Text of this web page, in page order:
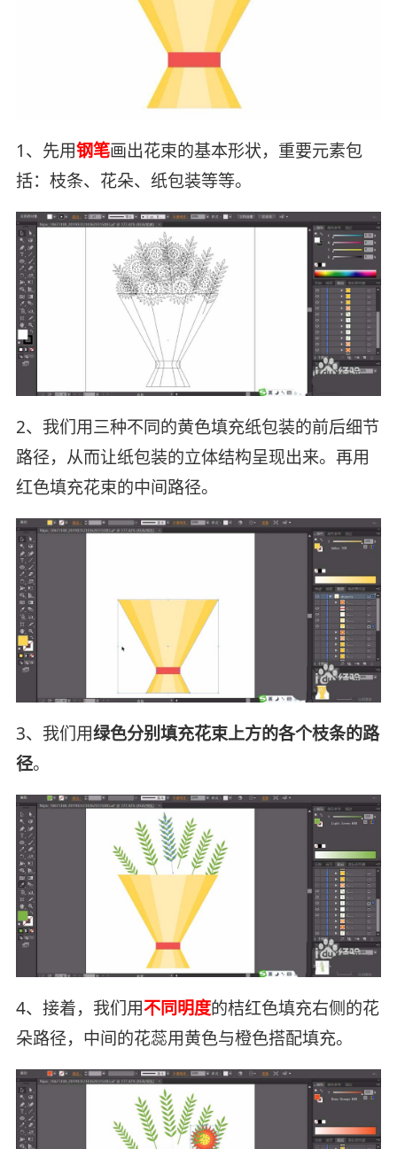
1、先用钢笔画出花束的基本形状，重要元素包
括：枝条、花朵、纸包装等等。
2、我们用三种不同的黄色填充纸包装的前后细节
路径，从而让纸包装的立体结构呈现出来。再用
红色填充花束的中间路径。
3、我们用绿色分别填充花束上方的各个枝条的路
径。
4、接着，我们用不同明度的桔红色填充右侧的花
朵路径，中间的花蕊用黄色与橙色搭配填充。